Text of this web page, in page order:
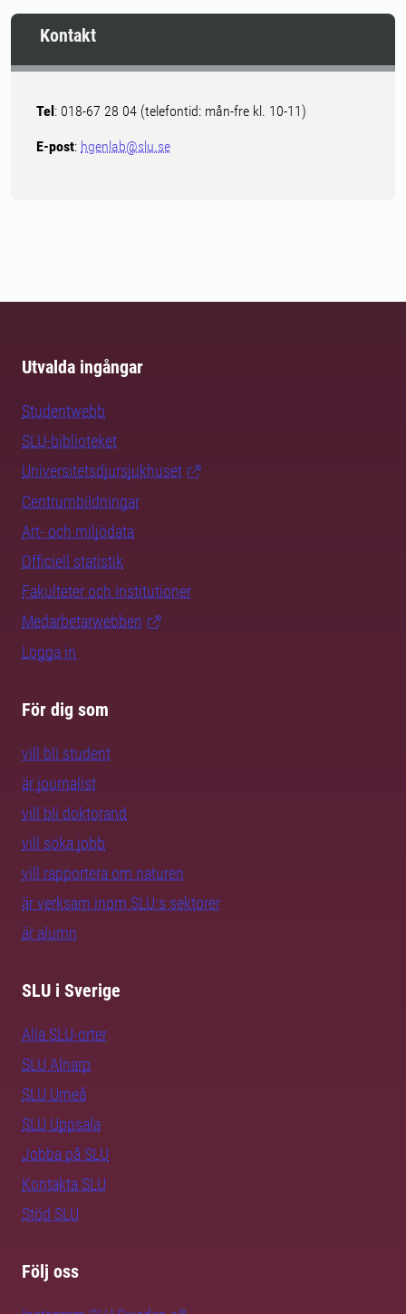
Kontakt
Tel: 018-67 28 04 (telefontid: mån-fre kl. 10-11)
E-post: hgenlab@slu.se
Utvalda ingångar
Studentwebb
SLU-biblioteket
Universitetsdjursjukhuset
Centrumbildningar
Art- och miljödata
Officiell statistik
Fakulteter och institutioner
Medarbetarwebben
Logga in
För dig som
vill bli student
är journalist
vill bli doktorand
vill söka jobb
vill rapportera om naturen
är verksam inom SLU:s sektorer
är alumn
SLU i Sverige
Alla SLU-orter
SLU Alnarp
SLU Umeå
SLU Uppsala
Jobba på SLU
Kontakta SLU
Stöd SLU
Följ oss